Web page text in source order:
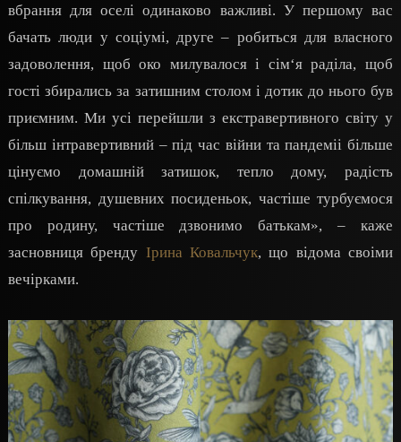
вбрання для оселі одинаково важливі. У першому вас
бачать люди у соціумі, друге – робиться для власного
задоволення, щоб око милувалося і сім‘я раділа, щоб
гості збирались за затишним столом і дотик до нього був
приємним. Ми усі перейшли з екстравертивного світу у
більш інтравертивний – під час війни та пандеміі більше
цінуємо домашній затишок, тепло дому, радість
спілкування, душевних посиденьок, частіше турбуємося
про родину, частіше дзвонимо батькам», – каже
засновниця бренду Ірина Ковальчук, що відома своіми
вечірками.